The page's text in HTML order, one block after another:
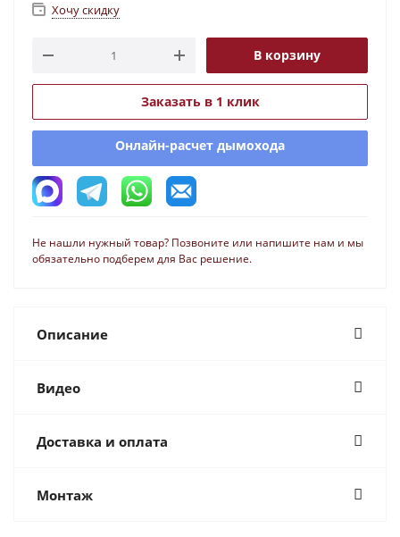
Хочу скидку
В корзину
Заказать в 1 клик
Онлайн-расчет дымохода
Не нашли нужный товар? Позвоните или напишите нам и мы
обязательно подберем для Вас решение.
Описание
Видео
Доставка и оплата
Монтаж